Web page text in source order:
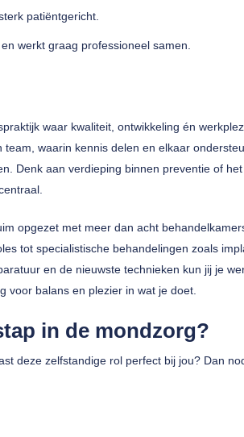
patiëntgericht.
werkt graag professioneel samen.
waar kwaliteit, ontwikkeling én
waarin kennis delen en elkaar
Denk aan verdieping binnen preventie of het
opgezet met meer dan acht
tot specialistische behandelingen zoals
en de nieuwste technieken kun jij je
voor balans en plezier in wat je doet.
in de mondzorg?
deze zelfstandige rol perfect bij jou? Dan